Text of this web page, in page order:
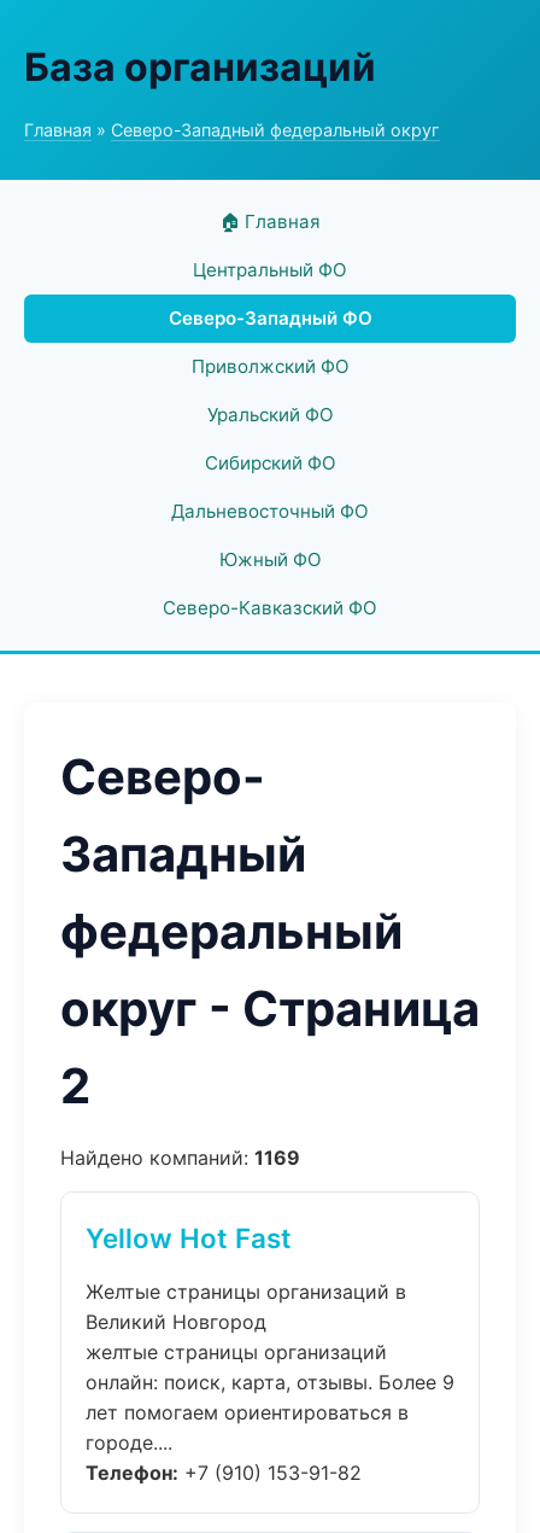
База организаций
Главная » Северо-Западный федеральный округ
🏠 Главная
Центральный ФО
Северо-Западный ФО
Приволжский ФО
Уральский ФО
Сибирский ФО
Дальневосточный ФО
Южный ФО
Северо-Кавказский ФО
Северо-
Западный
федеральный
округ - Страница
2
Найдено компаний: 1169
Yellow Hot Fast
Желтые страницы организаций в
Великий Новгород
желтые страницы организаций
онлайн: поиск, карта, отзывы. Более 9
лет помогаем ориентироваться в
городе....
Телефон: +7 (910) 153-91-82